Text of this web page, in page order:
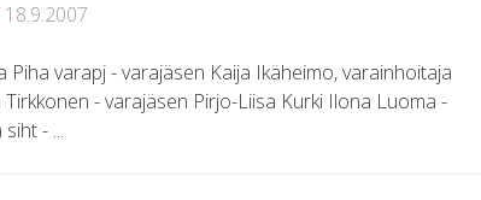
18.9.2007
Piha varapj - varajäsen Kaija Ikäheimo, varainhoitaja
- varajäsen Pirjo-Liisa Kurki Ilona Luoma -
- ...